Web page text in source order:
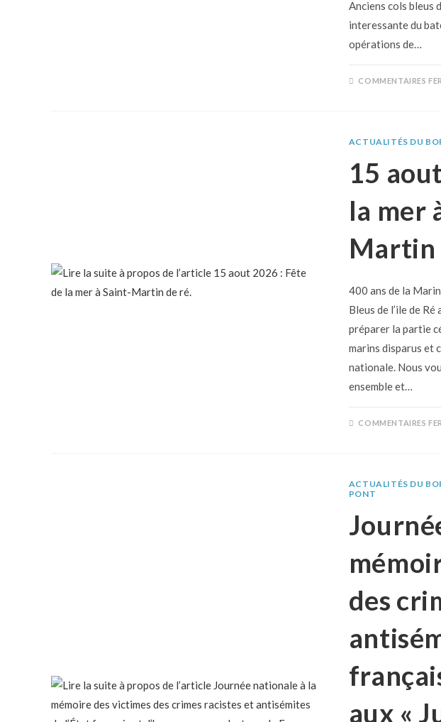
Anciens cols bleus
interessante du
opérations de…
COMMENTAIRES
ACTUALITÉS DU
15
la mer
Martin
400 ans de la
Bleus de l’ile de
préparer la partie
marins disparus et
nationale. Nous
ensemble et…
COMMENTAIRES
ACTUALITÉS DU
PONT
des
aux «